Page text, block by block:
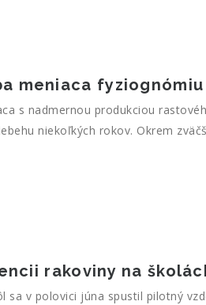
meniaca fyziognómiu
s nadmernou produkciou
niekoľkých rokov. Okrem
rakoviny na
sa v polovici júna spustil pilotný